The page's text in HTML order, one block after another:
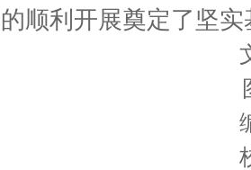
的顺利开展奠定了坚实